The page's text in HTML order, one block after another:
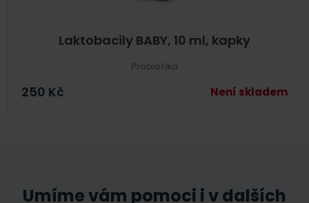
Laktobacily BABY, 10 ml, kapky
Probiotika
250 Kč Není skladem
Umíme vám pomoci i v dalších